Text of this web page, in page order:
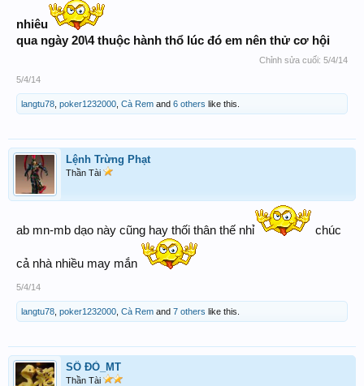
nhiêu
qua ngày 20\4 thuộc hành thổ lúc đó em nên thử cơ hội
Chỉnh sửa cuối: 5/4/14
5/4/14
langtu78 poker1232000 Cà Rem and 6 others like this.
Lệnh Trừng Phạt
Thần Tài
ab mn-mb dạo này cũng hay thối thân thế nhỉ chúc
cả nhà nhiều may mắn
5/4/14
langtu78 poker1232000 Cà Rem and 7 others like this.
SỐ ĐỎ_MT
Thần Tài